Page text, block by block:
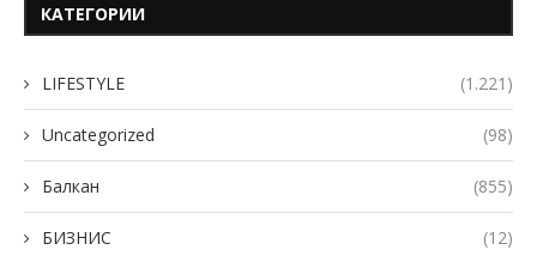
КАТЕГОРИИ
LIFESTYLE (1.221)
Uncategorized (98)
Балкан (855)
БИЗНИС (12)